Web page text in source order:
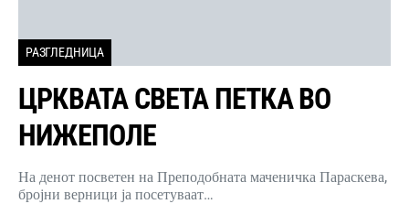
РАЗГЛЕДНИЦА
ЦРКВАТА СВЕТА ПЕТКА ВО
НИЖЕПОЛЕ
На денот посветен на Преподобната маченичка Параскева,
бројни верници ја посетуваат…